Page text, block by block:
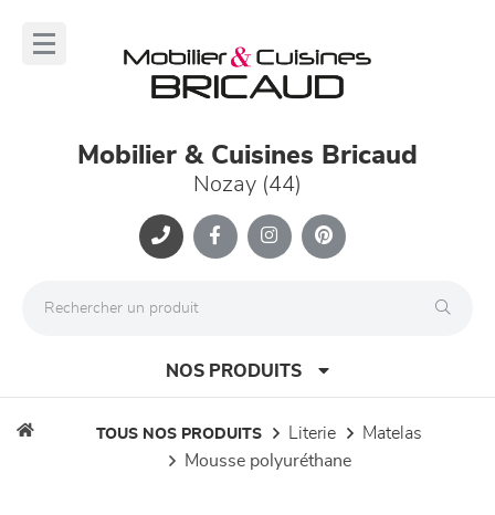
Mobilier & Cuisines Bricaud
Nozay (44)
NOS PRODUITS
TOUS NOS PRODUITS literie
matelas
mousse polyuréthane